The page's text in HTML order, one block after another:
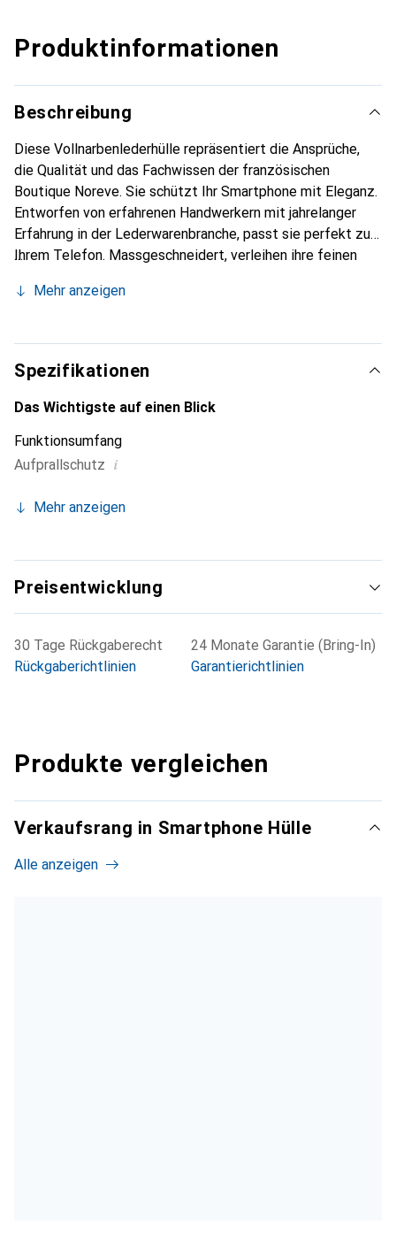
Produktinformationen
Beschreibung
Diese Vollnarbenlederhülle repräsentiert die Ansprüche,
die Qualität und das Fachwissen der französischen
Boutique Noreve. Sie schützt Ihr Smartphone mit Eleganz.
Entworfen von erfahrenen Handwerkern mit jahrelanger
Erfahrung in der Lederwarenbranche, passt sie perfekt zu
Ihrem Telefon. Massgeschneidert, verleihen ihre feinen
und unverzichtbaren Accessoire für Ihr Smartphone. Die
Produkte anerkannt und eine zuverlässige Wahl für eine
anspruchsvolle Kundschaft.
Mehr anzeigen
Spezifikationen
Das Wichtigste auf einen Blick
Funktionsumfang
Aufprallschutz i
Mehr anzeigen
Preisentwicklung
30 Tage Rückgaberecht
Rückgaberichtlinien
24 Monate Garantie (Bring-In)
Garantierichtlinien
Produkte vergleichen
Verkaufsrang in Smartphone Hülle
Alle anzeigen